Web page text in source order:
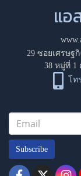
แอ
29 ซอยเศรษฐ
38 หมู่ที่ 1
โท
Subscribe